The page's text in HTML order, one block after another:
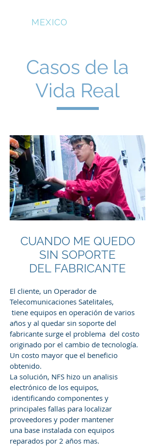
MEXICO
Casos de la
Vida Real
CUANDO ME QUEDO
SIN SOPORTE
DEL FABRICANTE
El cliente, un Operador de
Telecomunicaciones Satelitales,
tiene equipos en operación de varios
años y al quedar sin soporte del
fabricante surge el problema del costo
originado por el cambio de tecnología.
Un costo mayor que el beneficio
obtenido.
La solución, NFS hizo un analisis
electrónico de los equipos,
identificando componentes y
principales fallas para localizar
proveedores y poder mantener
una base instalada con equipos
reparados por 2 años mas.